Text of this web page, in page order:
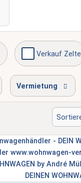
Verkauf Zelte
Gasprüfung
Vermietung